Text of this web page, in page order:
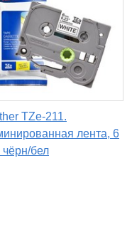
TZe-211.
лента, 6
бел